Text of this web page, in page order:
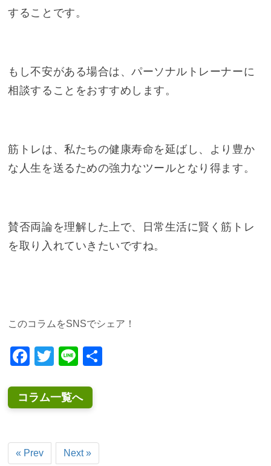
することです。
もし不安がある場合は、パーソナルトレーナーに
相談することをおすすめします。
筋トレは、私たちの健康寿命を延ばし、より豊か
な人生を送るための強力なツールとなり得ます。
賛否両論を理解した上で、日常生活に賢く筋トレ
を取り入れていきたいですね。
このコラムをSNSでシェア！
Facebook
Twitter
Line
コラム一覧へ
« Prev Next »